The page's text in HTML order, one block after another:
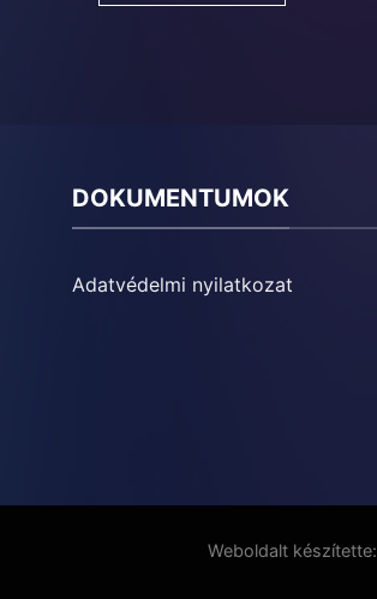
DOKUMENTUMOK
Adatvédelmi nyilatkozat
Weboldalt készítette: